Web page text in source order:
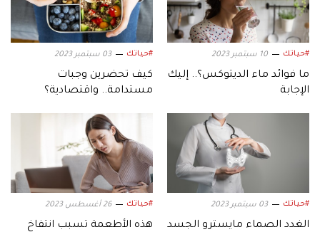
#حياتك 10 سبتمبر 2023
ما فوائد ماء الديتوكس؟.. إليك
الإجابة
#حياتك 03 سبتمبر 2023
كيف تحضرين وجبات
مستدامة.. واقتصادية؟
#حياتك 03 سبتمبر 2023
الغدد الصماء مايسترو الجسد
#حياتك 26 أغسطس 2023
هذه الأطعمة تسبب انتفاخ